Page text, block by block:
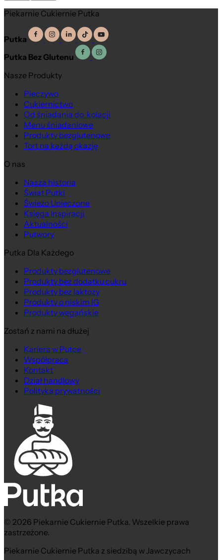
Piekarnie Cukiernie Putka
Putka
Putka Bez Glutenu
Nasze Produkty
Pieczywo
Cukiernictwo
Od śniadania do kolacji
Menu śniadaniowe
Produkty bezglutenowe
Tort na każdą okazję
O nas
Nasza historia
Świat Putki
Świeżo Upieczone
Księga Inspiracji
Aktualności
Putwory
Putka Dla Każdego
Produkty bezglutenowe
Produkty bez dodatku cukru
Produkty bez laktozy
Produkty o niskim IG
Produkty wegańskie
Zostań z nami na dłużej
Kariera w Putce
Współpraca
Kontakt
Dział handlowy
Polityka prywatności
© 2026 Piekarnie Cukiernie Putka. Wszelkie prawa
zastrzeżone.
Piekarnie Cukiernie Putka z siedzibą w Jawczycach